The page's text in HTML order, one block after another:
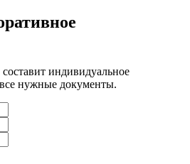
индивидуальное
нужные документы.